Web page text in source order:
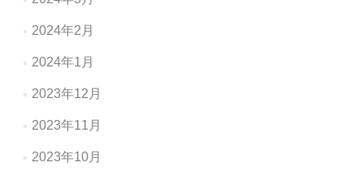
2024年2月
2024年1月
2023年12月
2023年11月
2023年10月